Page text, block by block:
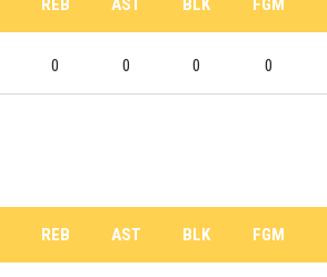
REB AST BLK FGM
0 0 0 0
REB AST BLK FGM